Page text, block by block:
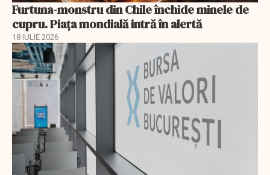
Furtuna-monstru din Chile închide minele de
cupru. Piața mondială intră în alertă
18 IULIE 2026